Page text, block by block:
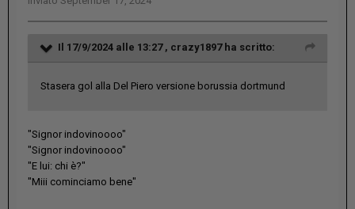
Il 17/9/2024 alle 13:27 , crazy1897ha scritto:
Stasera gol alla Del Piero versione borussia dortmund
"Signor indovinoooo"
"Signor indovinoooo"
"E lui: chi è?"
"Miii cominciamo bene"